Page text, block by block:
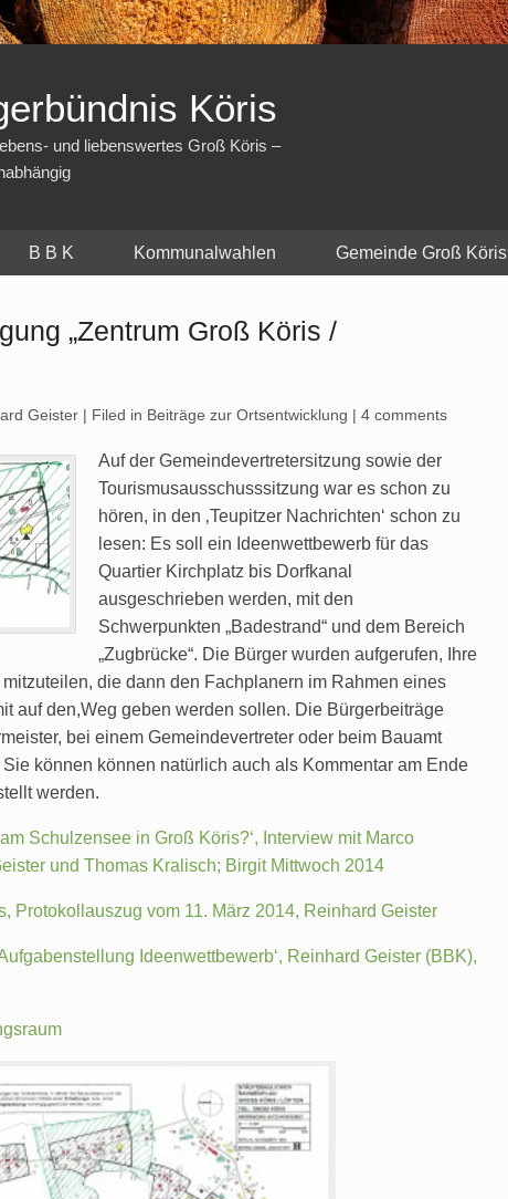
Köris
und liebenswertes Groß Köris –
B B K Kommunalwahlen Gemeinde Groß Köris
„Zentrum Groß Köris /
Geister | Filed in Beiträge zur Ortsentwicklung | 4 comments
Auf der Gemeindevertretersitzung sowie der
Tourismusausschusssitzung war es schon zu
hören, in den ‚Teupitzer Nachrichten‘ schon zu
lesen: Es soll ein Ideenwettbewerb für das
Quartier Kirchplatz bis Dorfkanal
ausgeschrieben werden, mit den
Schwerpunkten „Badestrand“ und dem Bereich
„Zugbrücke“. Die Bürger wurden aufgerufen, Ihre
die dann den Fachplanern im Rahmen eines
auf den,Weg geben werden sollen. Die Bürgerbeiträge
bei einem Gemeindevertreter oder beim Bauamt
können können natürlich auch als Kommentar am Ende
werden.
Schulzensee in Groß Köris?‘, Interview mit Marco
und Thomas Kralisch; Birgit Mittwoch 2014
Protokollauszug vom 11. März 2014, Reinhard Geister
Ideenwettbewerb‘, Reinhard Geister (BBK),